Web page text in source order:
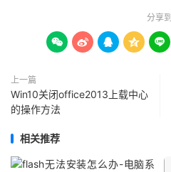
分享到
    
上一篇
Win10关闭office2013上载中心
的操作方法
相关推荐